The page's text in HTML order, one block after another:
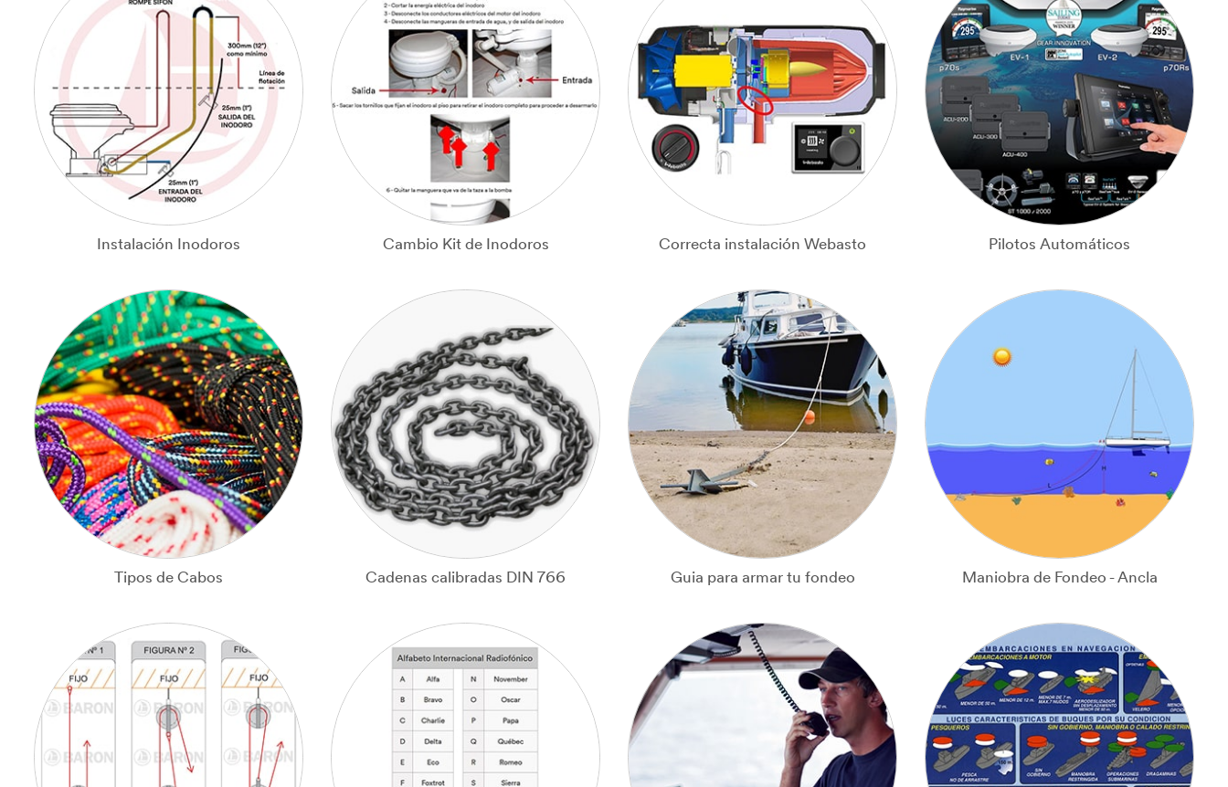
Instalación Inodoros Cambio Kit de Inodoros Correcta instalación Webasto Pilotos Automáticos
Tipos de Cabos Cadenas calibradas DIN 766 Guia para armar tu fondeo Maniobra de Fondeo - Ancla